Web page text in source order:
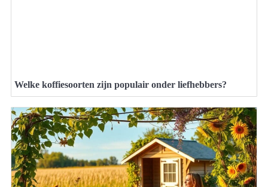
Welke koffiesoorten zijn populair onder liefhebbers?